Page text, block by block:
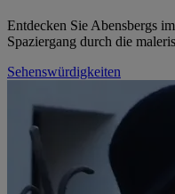
Entdecken Sie Abensbergs
Spaziergang durch die
Sehenswürdigkeiten